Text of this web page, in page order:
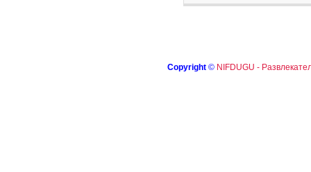
Copyright © NIFDUGU -